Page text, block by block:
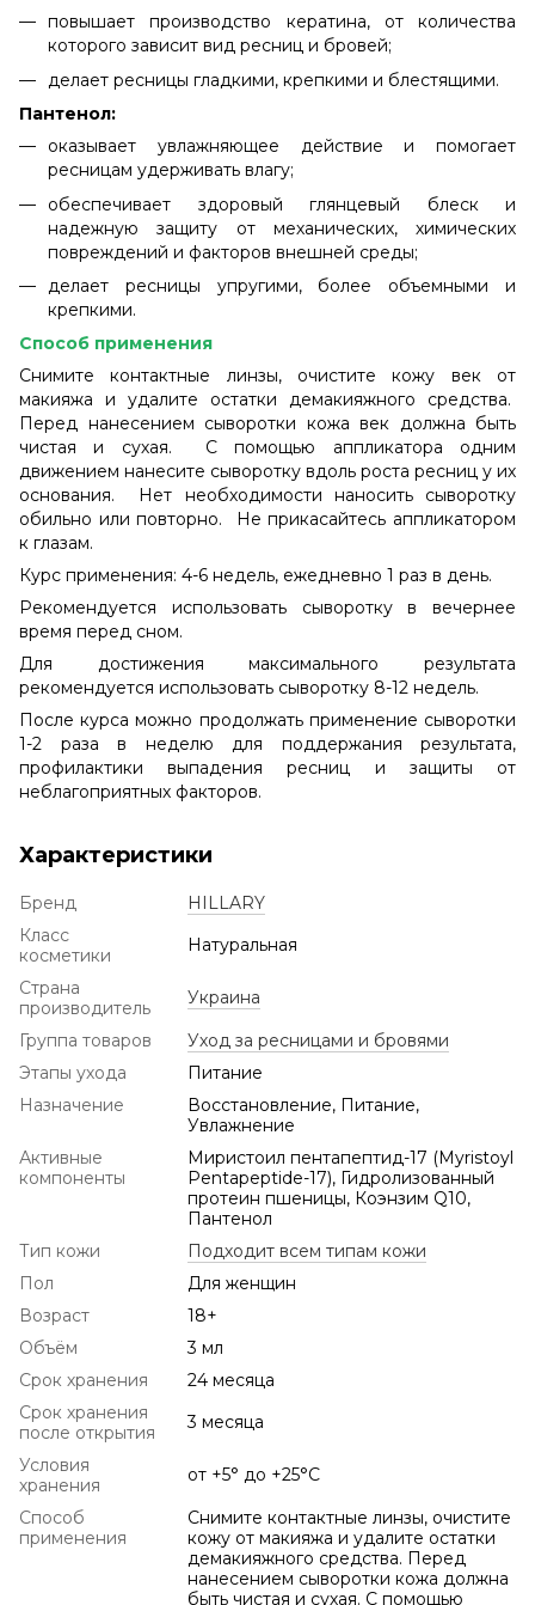
повышает производство кератина, от количества
которого зависит вид ресниц и бровей;
делает ресницы гладкими, крепкими и блестящими.
Пантенол:
оказывает увлажняющее действие и помогает
ресницам удерживать влагу;
обеспечивает здоровый глянцевый блеск и
надежную защиту от механических, химических
повреждений и факторов внешней среды;
делает ресницы упругими, более объемными и
крепкими.
Способ применения
Снимите контактные линзы, очистите кожу век от
макияжа и удалите остатки демакияжного средства.
Перед нанесением сыворотки кожа век должна быть
чистая и сухая. С помощью аппликатора одним
движением нанесите сыворотку вдоль роста ресниц у их
основания. Нет необходимости наносить сыворотку
обильно или повторно. Не прикасайтесь аппликатором
к глазам.
Курс применения: 4-6 недель, ежедневно 1 раз в день.
Рекомендуется использовать сыворотку в вечернее
время перед сном.
Для достижения максимального результата
рекомендуется использовать сыворотку 8-12 недель.
После курса можно продолжать применение сыворотки
1-2 раза в неделю для поддержания результата,
профилактики выпадения ресниц и защиты от
неблагоприятных факторов.
Характеристики
Бренд
HILLARY
Класс
косметики
Натуральная
Страна
производитель
Украина
Группа товаров
Уход за ресницами и бровями
Этапы ухода
Питание
Назначение
Восстановление, Питание,
Увлажнение
Активные
компоненты
Миристоил пентапептид-17 (Myristoyl
Pentapeptide-17), Гидролизованный
протеин пшеницы, Коэнзим Q10,
Пантенол
Тип кожи
Подходит всем типам кожи
Пол
Для женщин
Возраст
18+
Объём
3 мл
Срок хранения
24 месяца
Срок хранения
после открытия
3 месяца
Условия
хранения
от +5° до +25°С
Способ
применения
Снимите контактные линзы, очистите
кожу от макияжа и удалите остатки
демакияжного средства. Перед
нанесением сыворотки кожа должна
быть чистая и сухая. С помощью